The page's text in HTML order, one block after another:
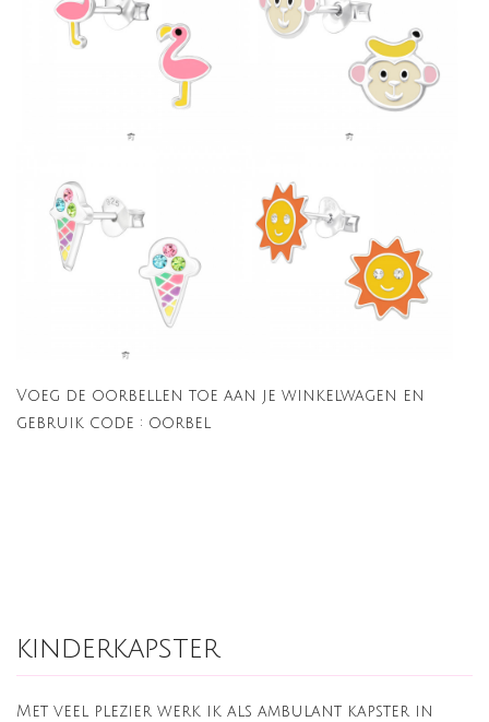
Voeg de oorbellen toe aan je winkelwagen en
gebruik code : oorbel
kinderkapster
Met veel plezier werk ik als ambulant kapster in